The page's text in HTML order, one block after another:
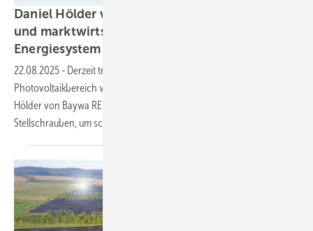
Daniel Hölder von Baywa RE: „Mehr Flexibilität
und marktwirtschaftliche Anreize ins
Energiesystem
22.08.2025 - Derzeit treiben die großen Solaranlagen den Zubau im
Photovoltaikbereich voran. Doch wird das auch so bleiben? Daniel
Hölder von Baywa RE kennt die aktuelle Situation am Markt und die
Stellschrauben, um schneller